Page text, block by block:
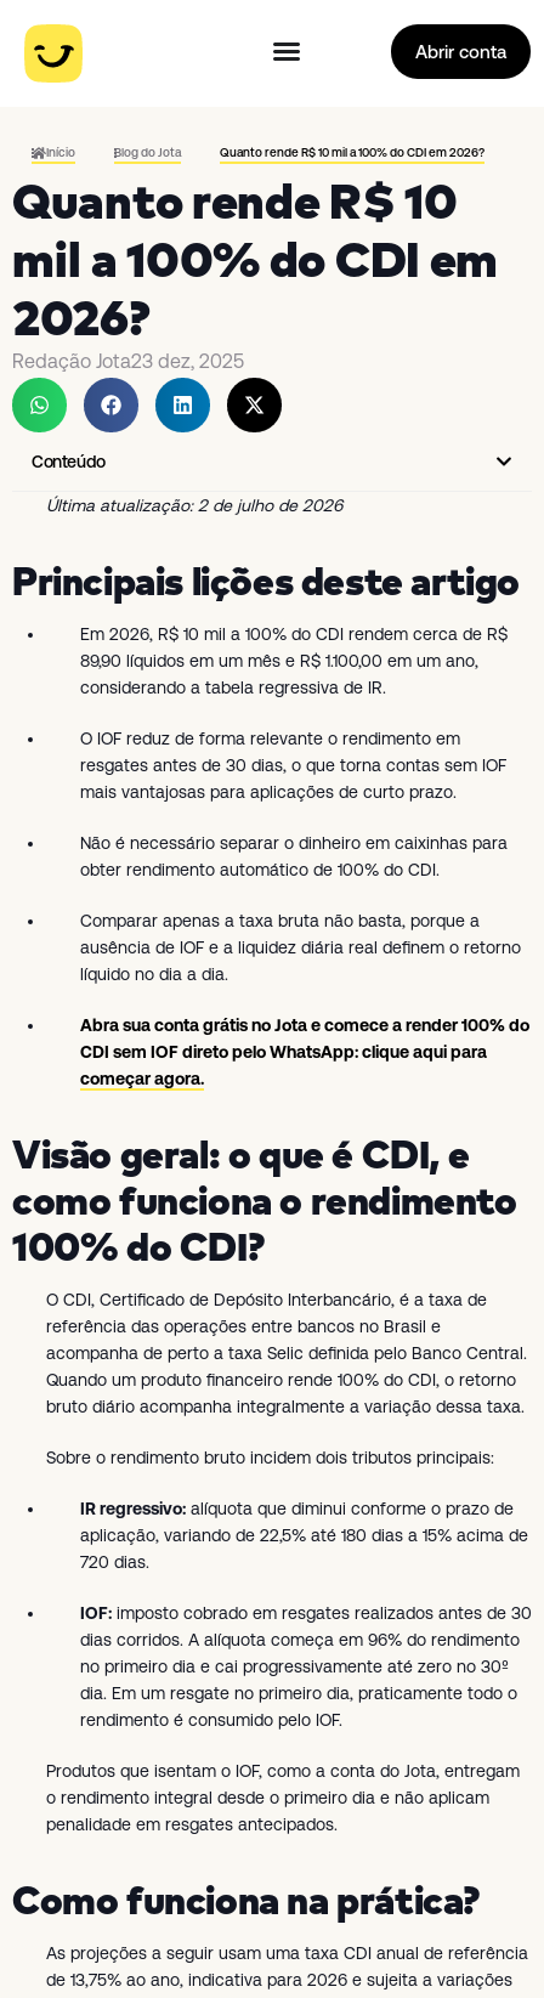
Abrir conta
Início Blog do Jota Quanto rende R$ 10 mil a 100% do CDI em 2026?
Quanto rende R$ 10
mil a 100% do CDI em
2026?
Redação Jota23 dez, 2025
Conteúdo
Última atualização: 2 de julho de 2026
Principais lições deste artigo
Em 2026, R$ 10 mil a 100% do CDI rendem cerca de R$
89,90 líquidos em um mês e R$ 1.100,00 em um ano,
considerando a tabela regressiva de IR.
O IOF reduz de forma relevante o rendimento em
resgates antes de 30 dias, o que torna contas sem IOF
mais vantajosas para aplicações de curto prazo.
Não é necessário separar o dinheiro em caixinhas para
obter rendimento automático de 100% do CDI.
Comparar apenas a taxa bruta não basta, porque a
ausência de IOF e a liquidez diária real definem o retorno
líquido no dia a dia.
Abra sua conta grátis no Jota e comece a render 100% do
CDI sem IOF direto pelo WhatsApp: clique aqui para
começar agora.
Visão geral: o que é CDI, e
como funciona o rendimento
100% do CDI?
O CDI, Certificado de Depósito Interbancário, é a taxa de
referência das operações entre bancos no Brasil e
acompanha de perto a taxa Selic definida pelo Banco Central.
Quando um produto financeiro rende 100% do CDI, o retorno
bruto diário acompanha integralmente a variação dessa taxa.
Sobre o rendimento bruto incidem dois tributos principais:
IR regressivo: alíquota que diminui conforme o prazo de
aplicação, variando de 22,5% até 180 dias a 15% acima de
720 dias.
IOF: imposto cobrado em resgates realizados antes de 30
dias corridos. A alíquota começa em 96% do rendimento
no primeiro dia e cai progressivamente até zero no 30º
dia. Em um resgate no primeiro dia, praticamente todo o
rendimento é consumido pelo IOF.
Produtos que isentam o IOF, como a conta do Jota, entregam
o rendimento integral desde o primeiro dia e não aplicam
penalidade em resgates antecipados.
Como funciona na prática?
As projeções a seguir usam uma taxa CDI anual de referência
de 13,75% ao ano, indicativa para 2026 e sujeita a variações